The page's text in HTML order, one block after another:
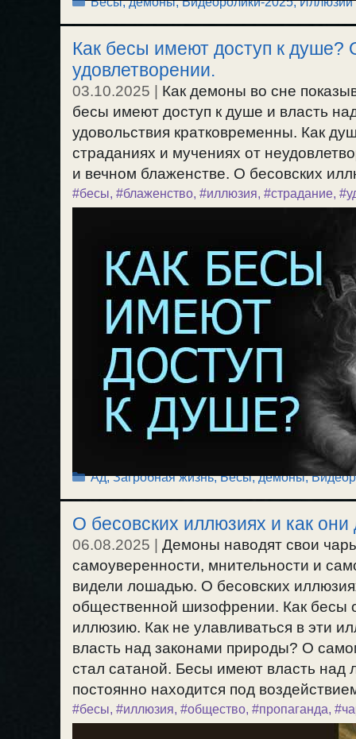
Как бесы имеют доступ к душе?
удовлетворении.
03.10.2025
Как демоны во сне
бесы имеют доступ к душе и власть
удовольствия кратковременны. Как
страданиях и мучениях от
и вечном блаженстве. О бесовских
#бесы, #блаженство, #иллюзия, #страдание,
Рубрики
Ад, Загробная жизнь,Бесы, демоны,
О бесовских иллюзиях и как
06.08.2025
Демоны наводят свои
самоуверенности, мнительности и
видели лошадью. О бесовских
общественной шизофрении. Как бесы
иллюзию. Как не улавливаться в эти
власть над законами природы? О
стал сатаной. Бесы имеют власть
постоянно находится под
#бесы, #иллюзия, #общество, #пропаганда,